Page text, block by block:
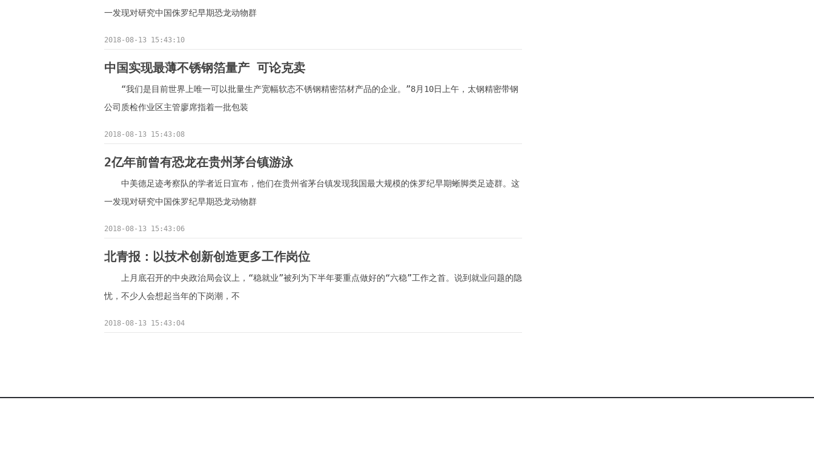
一发现对研究中国侏罗纪早期恐龙动物群
2018-08-13 15:43:10
中国实现最薄不锈钢箔量产 可论克卖
“我们是目前世界上唯一可以批量生产宽幅软态不锈钢精密箔材产品的企业。”8月10日上午，太钢精密带钢
公司质检作业区主管廖席指着一批包装
2018-08-13 15:43:08
2亿年前曾有恐龙在贵州茅台镇游泳
中美德足迹考察队的学者近日宣布，他们在贵州省茅台镇发现我国最大规模的侏罗纪早期蜥脚类足迹群。这
一发现对研究中国侏罗纪早期恐龙动物群
2018-08-13 15:43:06
北青报：以技术创新创造更多工作岗位
上月底召开的中央政治局会议上，“稳就业”被列为下半年要重点做好的“六稳”工作之首。说到就业问题的隐
忧，不少人会想起当年的下岗潮，不
2018-08-13 15:43:04